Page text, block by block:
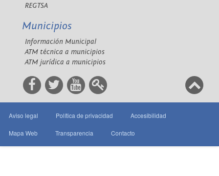
REGTSA
Municipios
Información Municipal
ATM técnica a municipios
ATM jurídica a municipios
Aviso legal Política de privacidad Accesibilidad
Mapa Web Transparencia Contacto